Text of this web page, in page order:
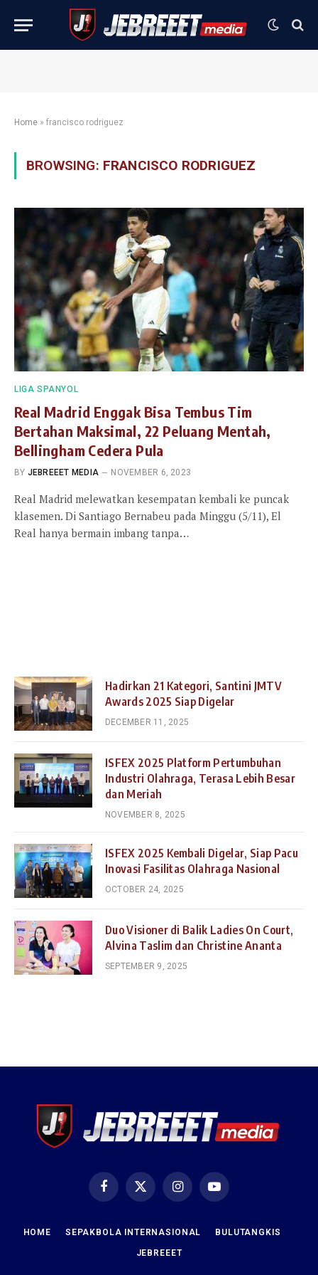
Home » francisco rodriguez
BROWSING: FRANCISCO RODRIGUEZ
LIGA SPANYOL
Real Madrid Enggak Bisa Tembus Tim
Bertahan Maksimal, 22 Peluang Mentah,
Bellingham Cedera Pula
BY JEBREEET MEDIA NOVEMBER 6, 2023
Real Madrid melewatkan kesempatan kembali ke puncak
klasemen. Di Santiago Bernabeu pada Minggu (5/11), El
Real hanya bermain imbang tanpa…
Hadirkan 21 Kategori, Santini JMTV
Awards 2025 Siap Digelar
DECEMBER 11, 2025
ISFEX 2025 Platform Pertumbuhan
Industri Olahraga, Terasa Lebih Besar
dan Meriah
NOVEMBER 8, 2025
ISFEX 2025 Kembali Digelar, Siap Pacu
Inovasi Fasilitas Olahraga Nasional
OCTOBER 24, 2025
Duo Visioner di Balik Ladies On Court,
Alvina Taslim dan Christine Ananta
SEPTEMBER 9, 2025
FacebookX
(Twitter)
InstagramYouTube
HOME SEPAKBOLA INTERNASIONAL BULUTANGKIS
JEBREEET